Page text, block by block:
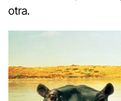
otra.